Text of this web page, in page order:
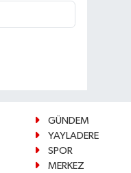
GÜNDEM
YAYLADERE
SPOR
MERKEZ